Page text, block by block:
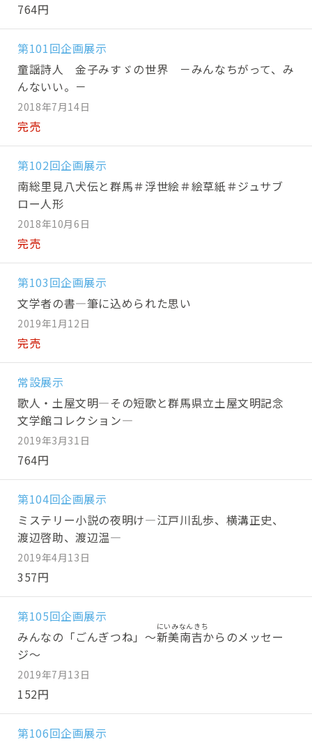
764円
第101回企画展示
童謡詩人 金子みすゞの世界 －みんなちがって、み
んないい。－
2018年7月14日
完売
第102回企画展示
南総里見八犬伝と群馬＃浮世絵＃絵草紙＃ジュサブ
ロー人形
2018年10月6日
完売
第103回企画展示
文学者の書―筆に込められた思い
2019年1月12日
完売
常設展示
歌人・土屋文明―その短歌と群馬県立土屋文明記念
文学館コレクション―
2019年3月31日
764円
第104回企画展示
ミステリー小説の夜明け―江戸川乱歩、横溝正史、
渡辺啓助、渡辺温―
2019年4月13日
357円
第105回企画展示
みんなの「ごんぎつね」～新美南吉からのメッセー
ジ～
2019年7月13日
152円
第106回企画展示